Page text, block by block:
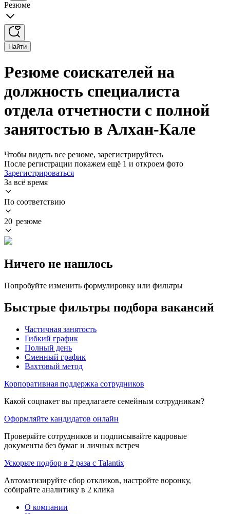
Резюме
Найти
Резюме соискателей на
должность специалиста
отдела отчетности с полной
занятостью в Алхан-Кале
Чтобы видеть все резюме, зарегистрируйтесь
После регистрации покажем ещё 1 и откроем фото
Зарегистрироваться
За всё время
По соответствию
20 резюме
Ничего не нашлось
Попробуйте изменить формулировку или фильтры
Быстрые фильтры подбора вакансий
Частичная занятость
Гибкий график
Полный день
Сменный график
Вахтовый метод
Корпоративная поддержка сотрудников
Какой соцпакет вы предлагаете семейным сотрудникам?
Оформляйте кандидатов онлайн
Проверяйте сотрудников и подписывайте кадровые
документы без бумаг и личных встреч
Ускорьте подбор в 2 раза с Talantix
Автоматизируйте сбор откликов, настройте воронку,
собирайте аналитику в 2 клика
О компании